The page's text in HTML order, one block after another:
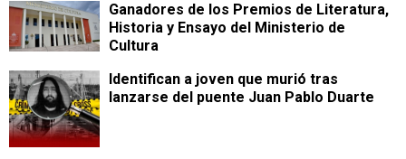
Ganadores de los Premios de Literatura,
Historia y Ensayo del Ministerio de
Cultura
Identifican a joven que murió tras
lanzarse del puente Juan Pablo Duarte